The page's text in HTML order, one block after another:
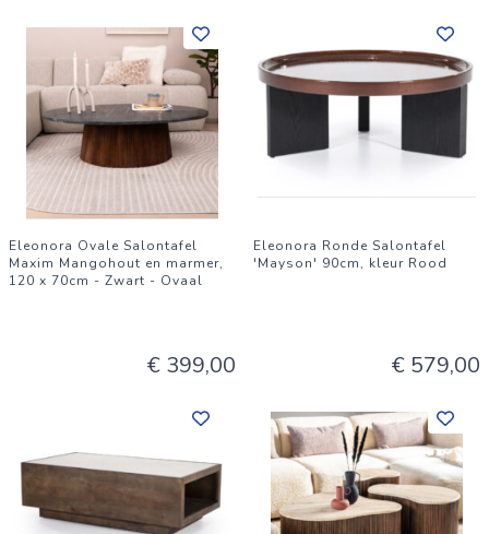
Eleonora Ovale Salontafel
Maxim Mangohout en marmer,
120 x 70cm - Zwart - Ovaal
€ 399,00
Eleonora Ronde Salontafel
'Mayson' 90cm, kleur Rood
€ 579,00